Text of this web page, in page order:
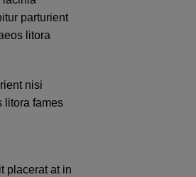
parturient
litora
nisi
litora fames
placerat at in